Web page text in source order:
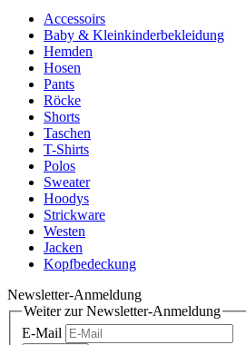
Accessoirs
Baby & Kleinkinderbekleidung
Hemden
Hosen
Pants
Röcke
Shorts
Taschen
T-Shirts
Polos
Sweater
Hoodys
Strickware
Westen
Jacken
Kopfbedeckung
Newsletter-Anmeldung
Weiter zur Newsletter-Anmeldung
E-Mail